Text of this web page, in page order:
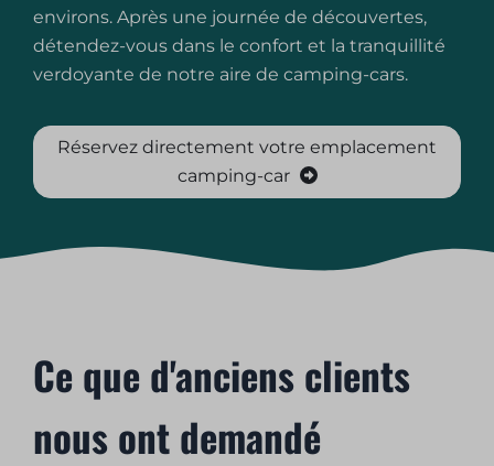
environs. Après une journée de découvertes,
détendez-vous dans le confort et la tranquillité
verdoyante de notre aire de camping-cars.
Réservez directement votre emplacement
camping-car
Ce que d'anciens clients
nous ont demandé